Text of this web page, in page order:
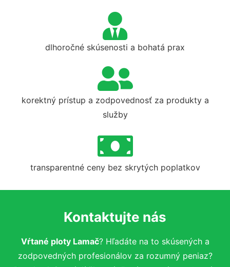
dlhoročné skúsenosti a bohatá prax
korektný prístup a zodpovednosť za produkty a
služby
transparentné ceny bez skrytých poplatkov
Kontaktujte nás
Vŕtané ploty Lamač? Hľadáte na to skúsených a
zodpovedných profesionálov za rozumný peniaz?